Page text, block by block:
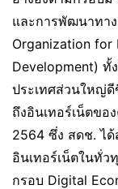
และการพัฒนาทาง
Organization for
Development) ทั้
ประเทศส่วนใหญ่ดี
ถึงอินเทอร์เน็ตขอ
2564 ซึ่ง สดช. ไ
อินเทอร์เน็ตในทั่
กรอบ Digital